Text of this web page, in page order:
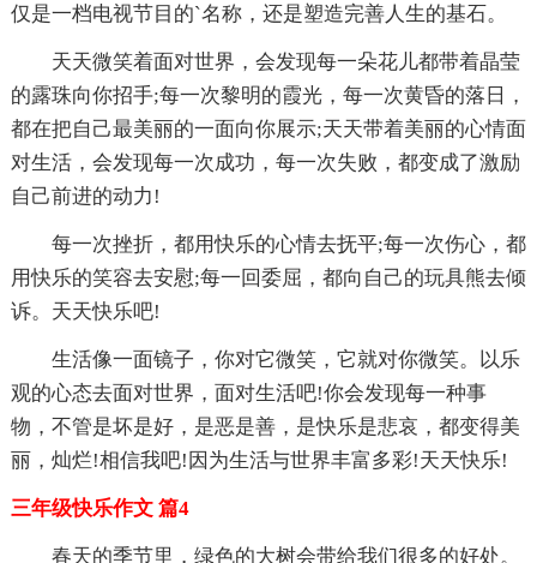
仅是一档电视节目的`名称，还是塑造完善人生的基石。
天天微笑着面对世界，会发现每一朵花儿都带着晶莹
的露珠向你招手;每一次黎明的霞光，每一次黄昏的落日，
都在把自己最美丽的一面向你展示;天天带着美丽的心情面
对生活，会发现每一次成功，每一次失败，都变成了激励
自己前进的动力!
每一次挫折，都用快乐的心情去抚平;每一次伤心，都
用快乐的笑容去安慰;每一回委屈，都向自己的玩具熊去倾
诉。天天快乐吧!
生活像一面镜子，你对它微笑，它就对你微笑。以乐
观的心态去面对世界，面对生活吧!你会发现每一种事
物，不管是坏是好，是恶是善，是快乐是悲哀，都变得美
丽，灿烂!相信我吧!因为生活与世界丰富多彩!天天快乐!
三年级快乐作文 篇4
春天的季节里，绿色的大树会带给我们很多的好处。